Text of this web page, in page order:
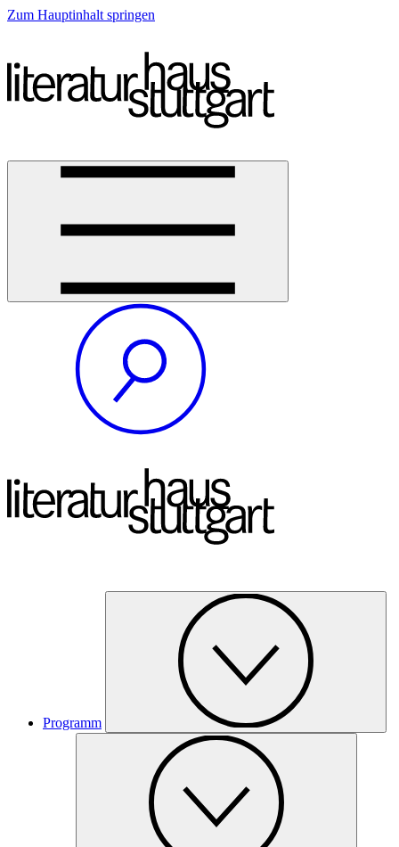
Zum Hauptinhalt springen
Programm